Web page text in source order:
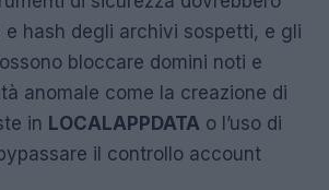
hash degli archivi sospetti, e gli
bloccare domini noti e
anomale come la creazione di
in LOCALAPPDATA o l’uso di
il controllo account